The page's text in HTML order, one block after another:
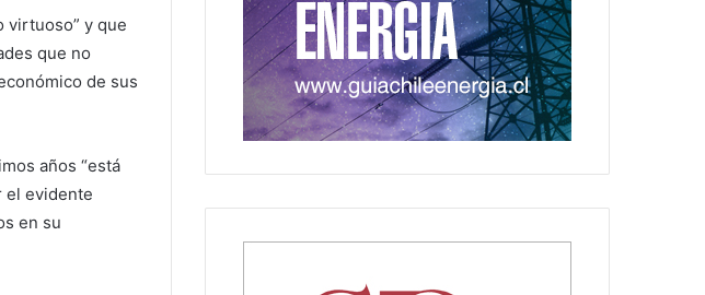
virtuoso” y que
que no
de sus
años “está
el evidente
en su